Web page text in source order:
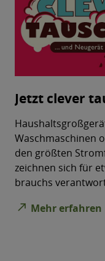
Jetzt clever
Waschmaschinen
den größten
zeichnen sich für
brauchs
north_east Mehr erfahren